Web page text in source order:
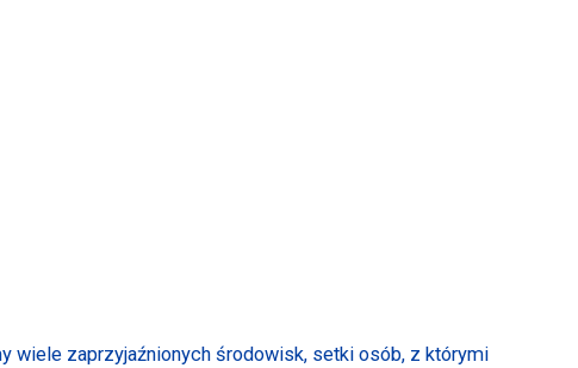
wiele zaprzyjaźnionych środowisk, setki osób, z którymi